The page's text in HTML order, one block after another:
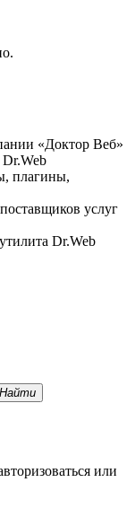
«Доктор Веб»
плагины,
услуг
Dr.Web
Найти
или